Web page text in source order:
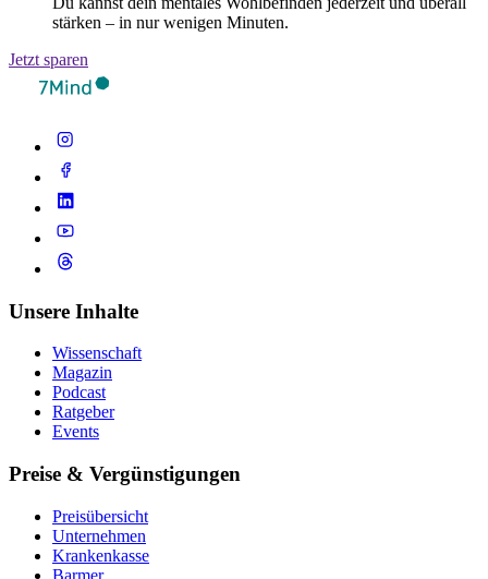
stärken – in nur wenigen Minuten.
Jetzt sparen
Unsere Inhalte
Wissenschaft
Magazin
Podcast
Ratgeber
Events
Preise & Vergünstigungen
Preisübersicht
Unternehmen
Krankenkasse
Barmer